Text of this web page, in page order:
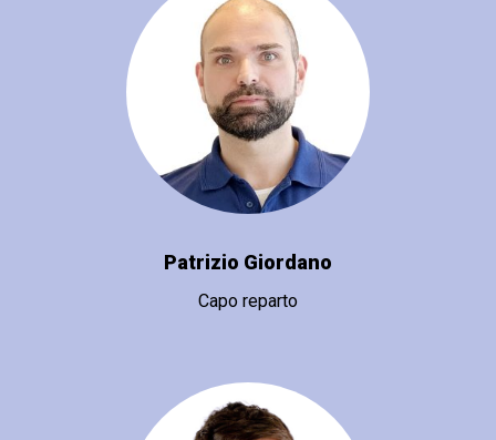
Patrizio Giordano
Capo reparto